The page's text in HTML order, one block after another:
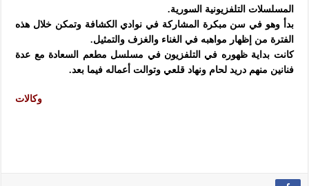
المسلسلات التلفزيونية السورية.
بدأ وهو في سن مبكرة المشاركة في نوادي الكشافة وتمكن خلال هذه
الفترة من إظهار مواهبه في الغناء والغزف والتمثيل.
كانت بداية ظهوره في التلفزيون في مسلسل مطعم السعادة مع عدة
فنانين منهم دريد لحام ونهاد قلعي وتوالت أعماله فيما بعد.
وكالات